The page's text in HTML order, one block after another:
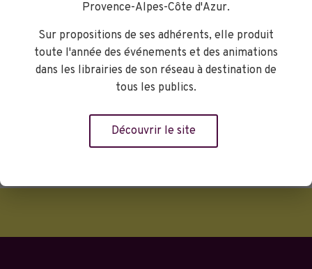
cœur de Bernard
Librairie Caractères Libres
Provence-Alpes-Côte d'Azur.
Sur propositions de ses adhérents, elle produit
toute l'année des événements et des animations
dans les librairies de son réseau à destination de
tous les publics.
Découvrir le site